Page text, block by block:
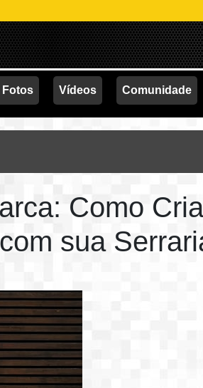
Fotos Vídeos Comunidade
Como
sua